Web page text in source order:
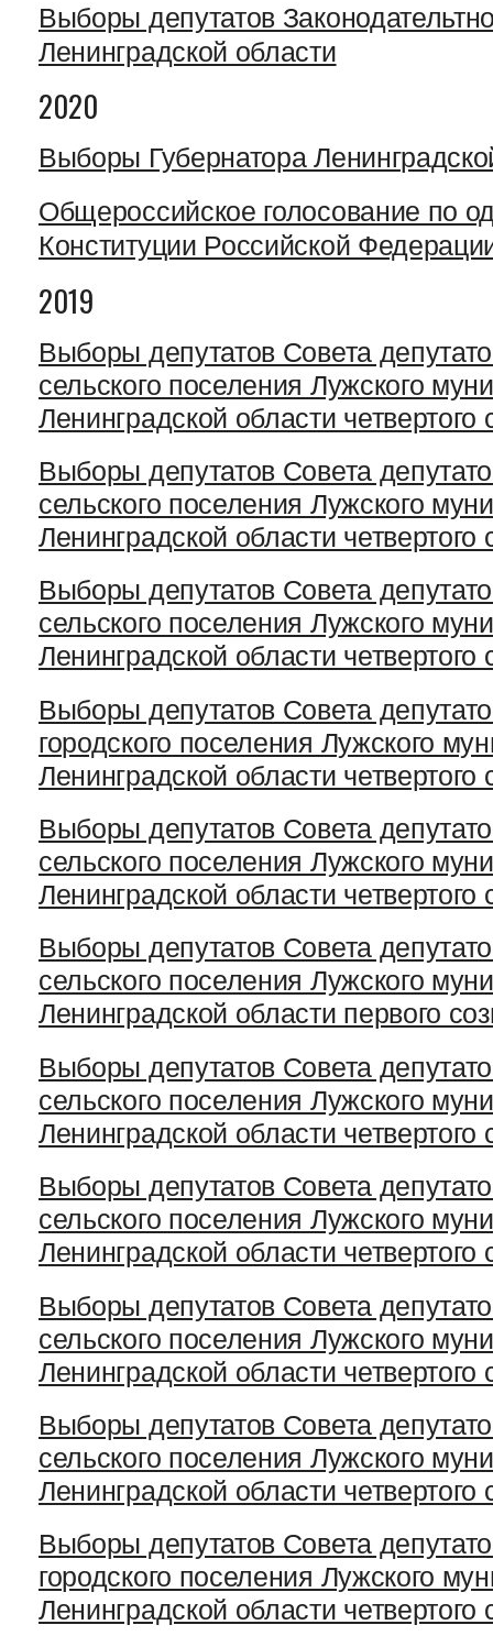
Выборы депутатов
Ленинградской области
2020
Выборы Губернатора
Общероссийское голосование по
Конституции Российской
2019
Выборы депутатов Совета
сельского поселения Лужского
Ленинградской области четвертого
Выборы депутатов Совета
сельского поселения Лужского
Ленинградской области четвертого
Выборы депутатов Совета
сельского поселения Лужского
Ленинградской области четвертого
Выборы депутатов Совета
городского поселения Лужского
Ленинградской области четвертого
Выборы депутатов Совета
сельского поселения Лужского
Ленинградской области четвертого
Выборы депутатов Совета
сельского поселения Лужского
Ленинградской области первого
Выборы депутатов Совета
сельского поселения Лужского
Ленинградской области четвертого
Выборы депутатов Совета
сельского поселения Лужского
Ленинградской области четвертого
Выборы депутатов Совета
сельского поселения Лужского
Ленинградской области четвертого
Выборы депутатов Совета
сельского поселения Лужского
Ленинградской области четвертого
Выборы депутатов Совета
городского поселения Лужского
Ленинградской области четвертого